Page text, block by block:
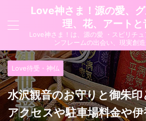
Love神さま！源の愛、
理、花、アートと
Love神さま！は、源の愛 ・スピリチ
ンフレームの出会い、現実創
Love待受・神仏
水沢観音のお守りと御朱印
アクセスや駐車場料金や